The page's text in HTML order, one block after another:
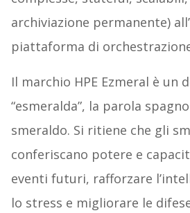
archiviazione permanente)
piattaforma di
Il marchio HPE Ezmeral è un
“esmeralda”, la parola
smeraldo. Si ritiene che gli
conferiscano potere e
eventi futuri, rafforzare
lo stress e migliorare le